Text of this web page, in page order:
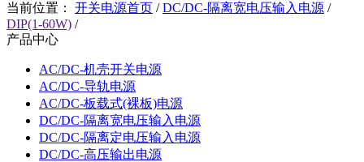
当前位置： 开关电源首页 /DC/DC-隔离宽电压输入电源 /
DIP(1-60W) /
产品中心
AC/DC-机壳开关电源
AC/DC-导轨电源
AC/DC-板载式(裸板)电源
DC/DC-隔离宽电压输入电源
DC/DC-隔离定电压输入电源
DC/DC-高压输出电源